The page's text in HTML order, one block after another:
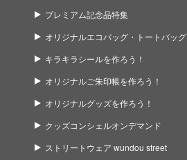
プレミアム記念品特集
オリジナルエコバッグ・トートバッグ
キラキラシールを作ろう！
オリジナルご朱印帳を作ろう！
オリジナルグッズを作ろう！
クッズコンシェルオンデマンド
ストリートウェア wundou street